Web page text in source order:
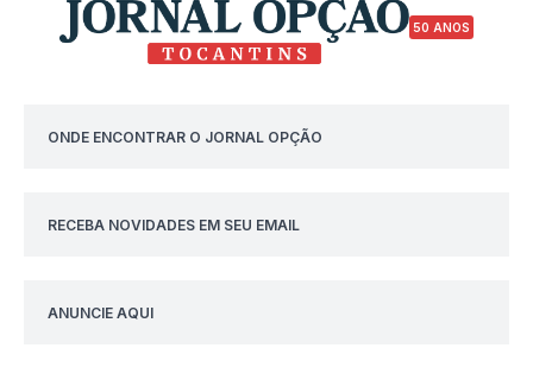
50 ANOS
ONDE ENCONTRAR O JORNAL OPÇÃO
RECEBA NOVIDADES EM SEU EMAIL
ANUNCIE AQUI